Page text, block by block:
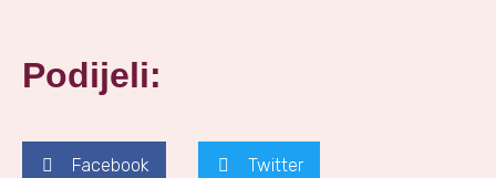
Podijeli:
Facebook Twitter